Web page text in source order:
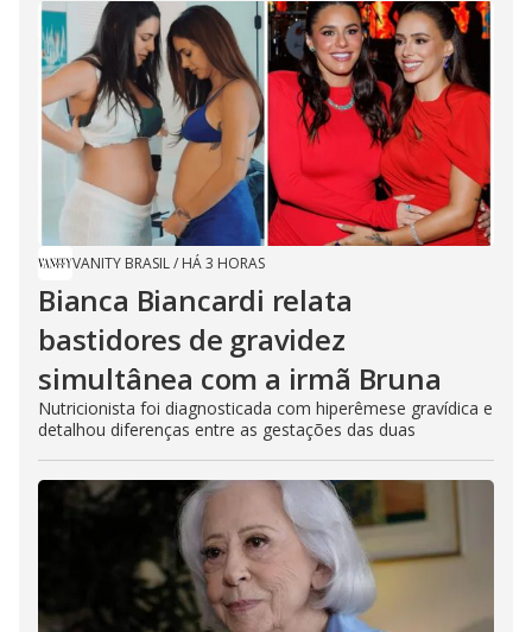
VANITY BRASIL/ HÁ 3 HORAS
Bianca Biancardi relata
bastidores de gravidez
simultânea com a irmã Bruna
Nutricionista foi diagnosticada com hiperêmese gravídica e
detalhou diferenças entre as gestações das duas